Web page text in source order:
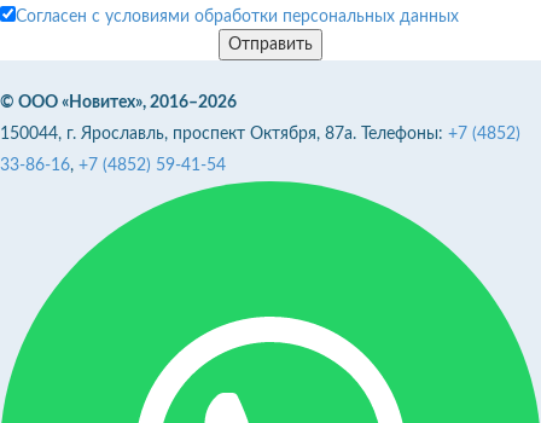
Согласен с условиями обработки персональных данных
© ООО «Новитех», 2016–2026
150044, г. Ярославль, проспект Октября, 87а. Телефоны: +7 (4852)
33-86-16, +7 (4852) 59-41-54